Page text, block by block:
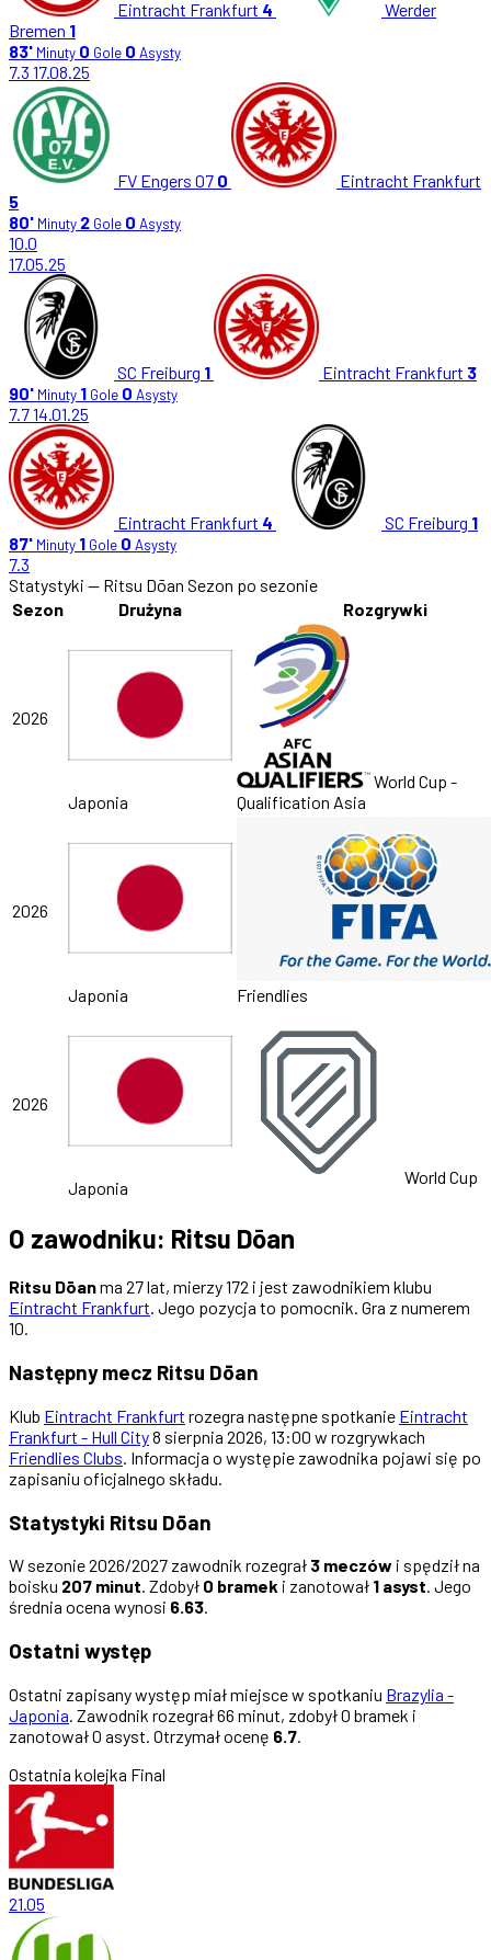
Eintracht Frankfurt 4
Werder
Bremen 1
83' Minuty 0 Gole 0 Asysty
7.3 17.08.25
FV Engers 07 0
Eintracht Frankfurt
5
80' Minuty 2 Gole 0 Asysty
10.0
17.05.25
SC Freiburg 1 Eintracht Frankfurt 3
90' Minuty 1 Gole 0 Asysty
7.714.01.25
Eintracht Frankfurt 4 SC Freiburg 1
87' Minuty 1 Gole 0 Asysty
7.3
Statystyki — Ritsu Dōan Sezon po sezonie
Sezon
Drużyna Rozgrywki
2026
Japonia
World Cup -
Qualification Asia
2026
Japonia Friendlies
2026
Japonia
World Cup
O zawodniku: Ritsu Dōan
Ritsu Dōanma 27 lat, mierzy 172 i jest zawodnikiem klubu
Eintracht Frankfurt. Jego pozycja to pomocnik. Gra z numerem
10.
Następny mecz Ritsu Dōan
Klub Eintracht Frankfurt rozegra następne spotkanie Eintracht
Frankfurt - Hull City8 sierpnia 2026, 13:00 w rozgrywkach
Friendlies Clubs. Informacja o występie zawodnika pojawi się po
zapisaniu oficjalnego składu.
Statystyki Ritsu Dōan
W sezonie 2026/2027 zawodnik rozegrał 3 meczów i spędził na
boisku 207 minut. Zdobył 0 bramek i zanotował 1 asyst. Jego
średnia ocena wynosi 6.63.
Ostatni występ
Ostatni zapisany występ miał miejsce w spotkaniu Brazylia -
Japonia . Zawodnik rozegrał 66 minut, zdobył 0 bramek i
zanotował 0 asyst. Otrzymał ocenę 6.7
Ostatnia kolejka Final
21.05